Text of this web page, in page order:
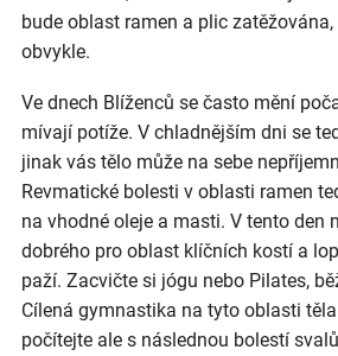
bude oblast ramen a plic
obvykle.
Ve dnech Blíženců se často mění
mívají potíže. V chladnějším dni se
jinak vás tělo může na sebe
Revmatické bolesti v oblasti ramen
na vhodné oleje a masti. V tento den
dobrého pro oblast klíčních kostí a
paží. Zacvičte si jógu nebo Pilates,
Cílená gymnastika na tyto oblasti
počítejte ale s následnou bolestí